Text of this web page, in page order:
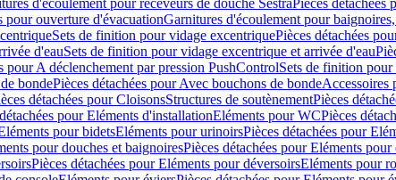
d'écoulement pour receveurs de douche SestraPièces détachées
pour ouverture d'évacuationGarnitures d'écoulement pour
Sets de finition pour vidage excentriquePièces détachées
d'eauSets de finition pour vidage excentrique et arrivée d'eau
pour A déclenchement par pression PushControlSets de finition pour
bondePièces détachées pour Avec bouchons de bondeAccessoires
détachées pour CloisonsStructures de soutènementPièces
pour Eléments d'installationEléments pour WCPièces
pour bidetsEléments pour urinoirsPièces détachées pour
pour douches et baignoiresPièces détachées pour Eléments
Pièces détachées pour Eléments pour déversoirsEléments pour